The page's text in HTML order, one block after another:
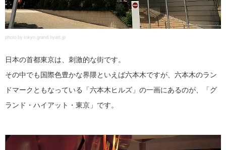
photo by tokyo.grand.hyatt.jp
日本の首都東京は、刺激的な街です。
その中でも国際色豊かな界隈といえば六本木ですが、六本木のラン
ドマークともなっている「六本木ヒルズ」の一画にあるのが、「グ
ランド・ハイアット・東京」です。